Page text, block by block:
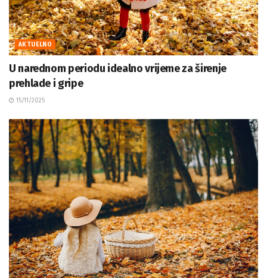
AKTUELNO
U narednom periodu idealno vrijeme za širenje
prehlade i gripe
15/11/2025